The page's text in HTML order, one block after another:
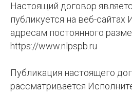
Настоящий договор
публикуется на веб-сайтах
адресам постоянного
https://www.nlpspb.ru
Публикация настоящего
рассматривается